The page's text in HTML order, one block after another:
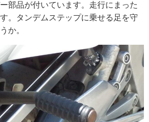
部品が付いています。走行にまった
。タンデムステップに乗せる足を守
か。